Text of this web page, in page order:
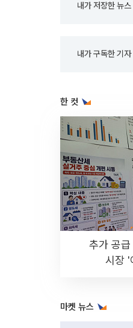
내가 저장한 뉴스
내가 구독한 기자
한 컷
추가 공
시장 '
마켓 뉴스